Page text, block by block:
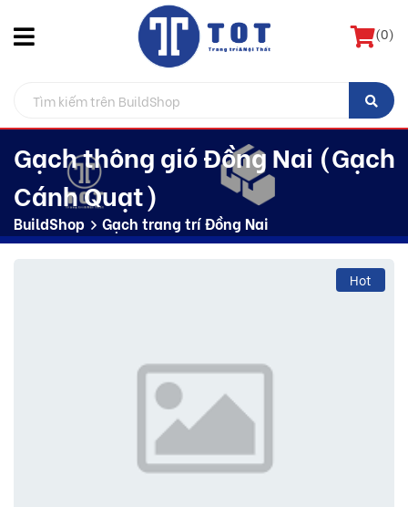
(0)
Gạch thông gió Đồng Nai (Gạch
Cánh Quạt)
BuildShop Gạch trang trí Đồng Nai
Hot